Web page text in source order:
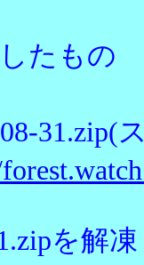
たもの
31.zip(
を解